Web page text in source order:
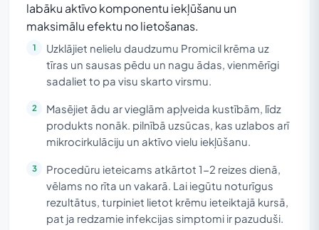
labāku aktīvo komponentu iekļūšanu un
maksimālu efektu no lietošanas.
Uzklājiet nelielu daudzumu Promicil krēma uz
tīras un sausas pēdu un nagu ādas, vienmērīgi
sadaliet to pa visu skarto virsmu.
Masējiet ādu ar vieglām apļveida kustībām, līdz
produkts nonāk. pilnībā uzsūcas, kas uzlabos arī
mikrocirkulāciju un aktīvo vielu iekļūšanu.
Procedūru ieteicams atkārtot 1-2 reizes dienā,
vēlams no rīta un vakarā. Lai iegūtu noturīgus
rezultātus, turpiniet lietot krēmu ieteiktajā kursā,
pat ja redzamie infekcijas simptomi ir pazuduši.